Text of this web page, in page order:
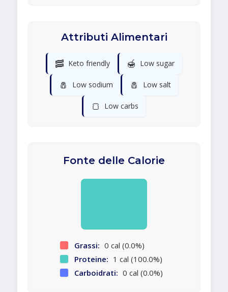
Attributi Alimentari
🥓 Keto friendly 🍯 Low sugar
🧂 Low sodium 🧂 Low salt
🍞 Low carbs
Fonte delle Calorie
Grassi: 0 cal (0.0%)
Proteine: 1 cal (100.0%)
Carboidrati: 0 cal (0.0%)